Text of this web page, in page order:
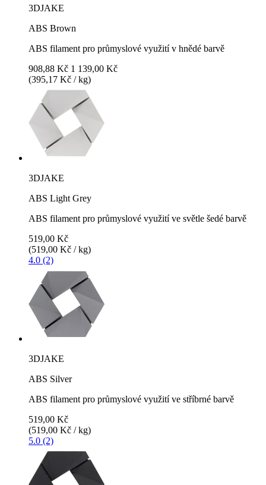
3DJAKE
ABS Brown
ABS filament pro průmyslové využití v hnědé barvě
908,88 Kč 1 139,00 Kč
(395,17 Kč / kg)
3DJAKE
ABS Light Grey
ABS filament pro průmyslové využití ve světle šedé barvě
519,00 Kč
(519,00 Kč / kg)
4.0 (2)
3DJAKE
ABS Silver
ABS filament pro průmyslové využití ve stříbrné barvě
519,00 Kč
(519,00 Kč / kg)
5.0 (2)